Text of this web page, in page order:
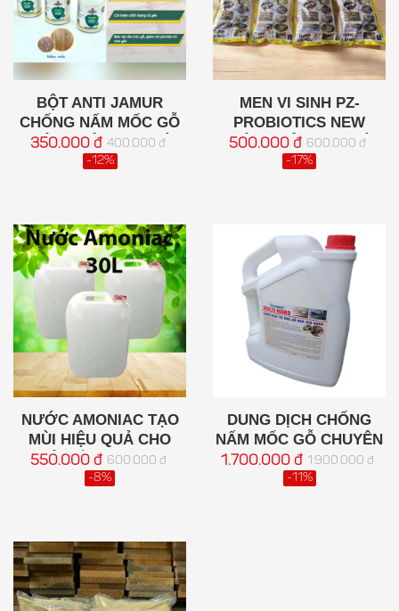
BỘT ANTI JAMUR
CHỐNG NẤM MỐC GỖ
HIỆU QUẢ CHO NHÀ
YẾN
350.000 đ 400.000 đ
-12%
MEN VI SINH PZ-
PROBIOTICS NEW
HIỆU QUẢ CHO NHÀ
YẾN
500.000 đ 600.000 đ
-17%
NƯỚC AMONIAC TẠO
MÙI HIỆU QUẢ CHO
NHÀ YẾN CANH 30L
550.000 đ 600.000 đ
-8%
DUNG DỊCH CHỐNG
NẤM MỐC GỖ CHUYÊN
DỤNG - MULTI NANO
5L
1.700.000 đ 1.900.000 đ
-11%